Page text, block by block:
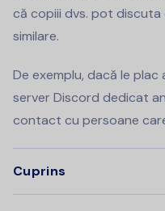
că copiii dvs. pot discuta
similare.
De exemplu, dacă le
server Discord dedicat
contact cu persoane
Cuprins